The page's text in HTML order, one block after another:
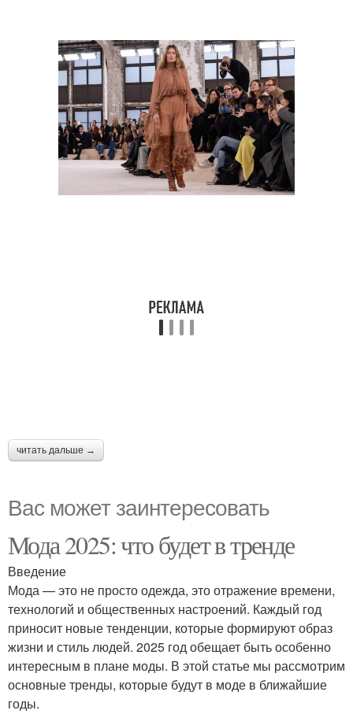
читать дальше →
Вас может заинтересовать
Мода 2025: что будет в тренде
Введение
Мода — это не просто одежда, это отражение времени,
технологий и общественных настроений. Каждый год
приносит новые тенденции, которые формируют образ
жизни и стиль людей. 2025 год обещает быть особенно
интересным в плане моды. В этой статье мы рассмотрим
основные тренды, которые будут в моде в ближайшие
годы.